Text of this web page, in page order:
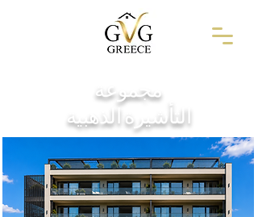
مجموعة
التأشيرة الذهبية